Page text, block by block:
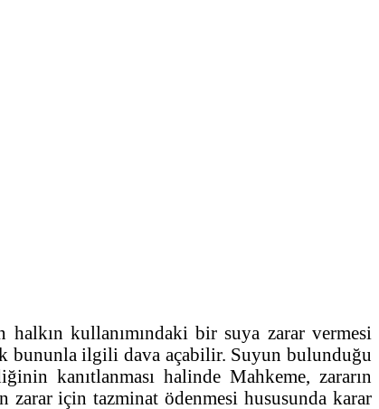
kullanımındaki bir suya zarar vermesi
bununla ilgili dava açabilir. Suyun bulunduğu
kanıtlanması halinde Mahkeme, zararın
için tazminat ödenmesi hususunda karar